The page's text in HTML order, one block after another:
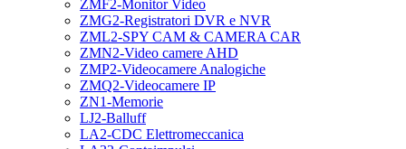
ZMF2-Monitor Video
ZMG2-Registratori DVR e NVR
ZML2-SPY CAM & CAMERA CAR
ZMN2-Video camere AHD
ZMP2-Videocamere Analogiche
ZMQ2-Videocamere IP
ZN1-Memorie
LJ2-Balluff
LA2-CDC Elettromeccanica